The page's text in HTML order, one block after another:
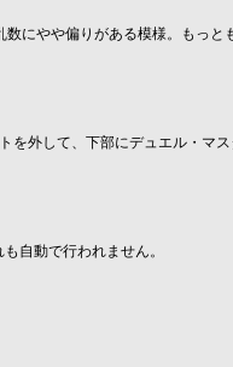
にやや偏りがある模様。もっ
外して、下部にデュエル・マ
自動で行われません。